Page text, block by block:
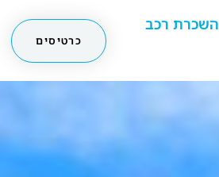
השכרת רכב
כרטיסים